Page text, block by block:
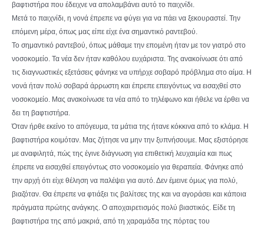
βαφτιστήρα που έδειχνε να απολαμβάνει αυτό το παιχνίδι.
Μετά το παιχνίδι, η νονά έπρεπε να φύγει για να πάει να ξεκουραστεί. Την
επόμενη μέρα, όπως μας είπε είχε ένα σημαντικό ραντεβού.
Το σημαντικό ραντεβού, όπως μάθαμε την επομένη ήταν με τον γιατρό στο
νοσοκομείο. Τα νέα δεν ήταν καθόλου ευχάριστα. Της ανακοίνωσε ότι από
τις διαγνωστικές εξετάσεις φάνηκε να υπήρχε σοβαρό πρόβλημα στο αίμα. Η
νονά ήταν πολύ σοβαρά άρρωστη και έπρεπε επειγόντως να εισαχθεί στο
νοσοκομείο. Μας ανακοίνωσε τα νέα από το τηλέφωνο και ήθελε να έρθει να
δει τη βαφτιστήρα.
Όταν ήρθε εκείνο το απόγευμα, τα μάτια της ήτανε κόκκινα από το κλάμα. Η
βαφτιστήρα κοιμόταν. Μας ζήτησε να μην την ξυπνήσουμε. Μας εξιστόρησε
με αναφιλητά, πώς της έγινε διάγνωση για επιθετική λευχαιμία και πως
έπρεπε να εισαχθεί επειγόντως στο νοσοκομείο για θεραπεία. Φάνηκε από
την αρχή ότι είχε θέληση να παλέψει για αυτό. Δεν έμεινε όμως για πολύ,
βιαζόταν. Θα έπρεπε να φτιάξει τις βαλίτσες της και να αγοράσει και κάποια
πράγματα πρώτης ανάγκης. Ο αποχαιρετισμός πολύ βιαστικός. Είδε τη
βαφτιστήρα της από μακριά, από τη χαραμάδα της πόρτας του